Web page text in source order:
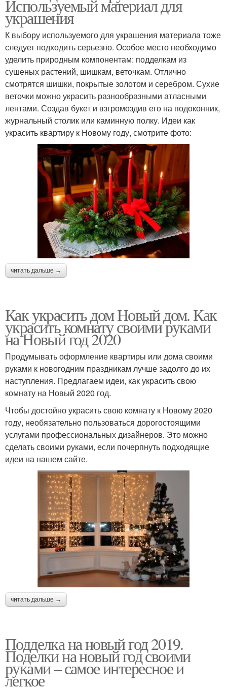
Используемый материал для
украшения
К выбору используемого для украшения материала тоже
следует подходить серьезно. Особое место необходимо
уделить природным компонентам: подделкам из
сушеных растений, шишкам, веточкам. Отлично
смотрятся шишки, покрытые золотом и серебром. Сухие
веточки можно украсить разнообразными атласными
лентами. Создав букет и взгромоздив его на подоконник,
журнальный столик или каминную полку. Идеи как
украсить квартиру к Новому году, смотрите фото:
читать дальше →
Как украсить дом Новый дом. Как
украсить комнату своими руками
на Новый год 2020
Продумывать оформление квартиры или дома своими
руками к новогодним праздникам лучше задолго до их
наступления. Предлагаем идеи, как украсить свою
комнату на Новый 2020 год.
Чтобы достойно украсить свою комнату к Новому 2020
году, необязательно пользоваться дорогостоящими
услугами профессиональных дизайнеров. Это можно
сделать своими руками, если почерпнуть подходящие
идеи на нашем сайте.
читать дальше →
Подделка на новый год 2019.
Поделки на новый год своими
руками – самое интересное и
легкое